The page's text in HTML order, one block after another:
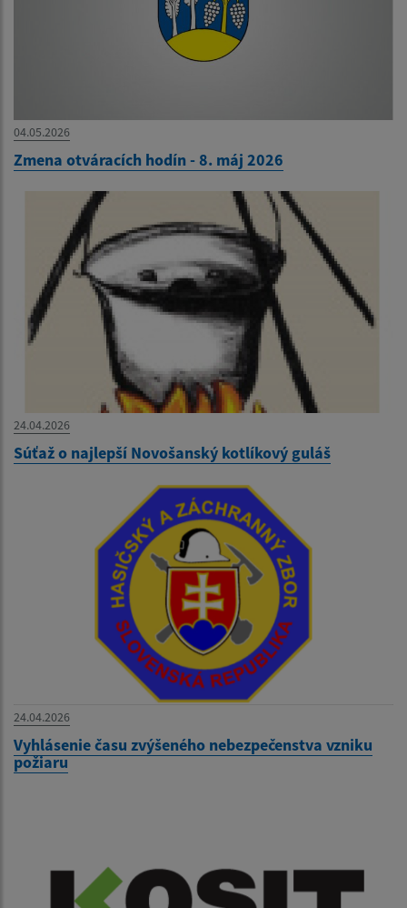
04.05.2026
Zmena otváracích hodín - 8. máj 2026
24.04.2026
Súťaž o najlepší Novošanský kotlíkový guláš
24.04.2026
Vyhlásenie času zvýšeného nebezpečenstva vzniku
požiaru